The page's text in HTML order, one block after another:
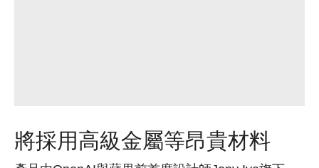
將採用高級金屬等昂貴材料